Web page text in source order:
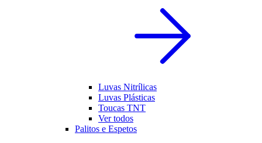
Luvas Nitrílicas
Luvas Plásticas
Toucas TNT
Ver todos
Palitos e Espetos